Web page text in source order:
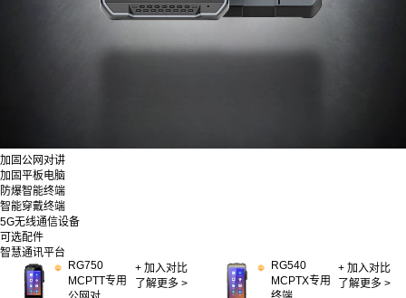
加固公网对讲
加固平板电脑
防爆智能终端
智能穿戴终端
5G无线通信设备
可选配件
智慧通讯平台
RG750
MCPTT专用
+加入对比
了解更多 >
RG540
MCPTX专用
+加入对比
了解更多 >